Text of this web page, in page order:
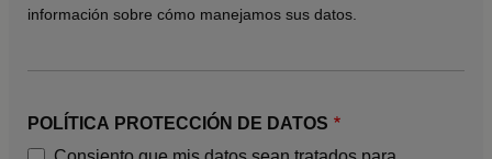
información sobre cómo manejamos sus datos.
POLÍTICA PROTECCIÓN DE DATOS